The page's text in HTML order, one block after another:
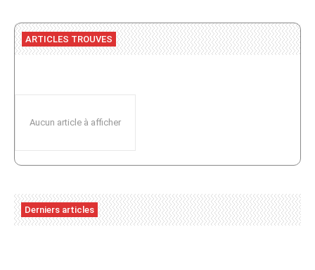
ARTICLES TROUVES
Aucun article à afficher
Derniers articles